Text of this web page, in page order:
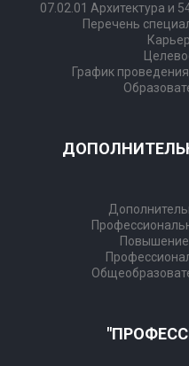
07.02.01 Архитектура и
​​​​​​​Перечень
График